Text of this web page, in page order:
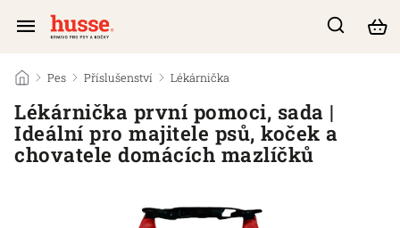
/ Pes / Příslušenství / Lékárnička
Lékárnička první pomoci, sada |
Ideální pro majitele psů, koček a
chovatele domácích mazlíčků